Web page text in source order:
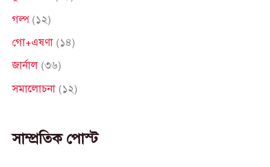
o
:
গল্প(১২)
গো+এষণা (১৪)
জার্নাল (৩৬)
সমালোচনা (১২)
সাম্প্রতিক পোস্ট